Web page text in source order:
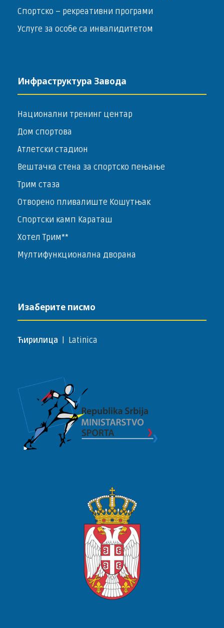
Спортско – ­рекреативни програми
Услуге за особе са инвалидитетом
Инфраструктура Завода
Национални тренинг центар
Дом спортова
Атлетски стадион
Вештачка стена за спортско пењање
Трим стаза
Отворено пливалиште Кошутњак
Спортски камп Караташ
Хотел Трим**
Мултифункционална дворана
Изаберите писмо
Ћирилица Latinica